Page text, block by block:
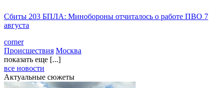
Сбиты 203 БПЛА: Минобороны отчиталось о работе ПВО 7
августа
corner
Происшествия Москва
показать еще [...]
все новости
Актуальные сюжеты